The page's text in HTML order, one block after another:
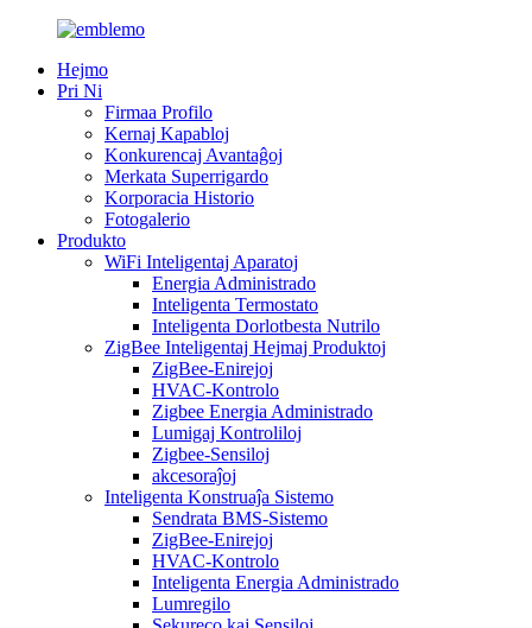
Hejmo
Pri Ni
Firmaa Profilo
Kernaj Kapabloj
Konkurencaj Avantaĝoj
Merkata Superrigardo
Korporacia Historio
Fotogalerio
Produkto
WiFi Inteligentaj Aparatoj
Energia Administrado
Inteligenta Termostato
Inteligenta Dorlotbesta Nutrilo
ZigBee Inteligentaj Hejmaj Produktoj
ZigBee-Enirejoj
HVAC-Kontrolo
Zigbee Energia Administrado
Lumigaj Kontroliloj
Zigbee-Sensiloj
akcesoraĵoj
Inteligenta Konstruaĵa Sistemo
Sendrata BMS-Sistemo
ZigBee-Enirejoj
HVAC-Kontrolo
Inteligenta Energia Administrado
Lumregilo